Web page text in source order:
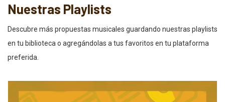
Nuestras Playlists
Descubre más propuestas musicales guardando nuestras playlists
en tu biblioteca o agregándolas a tus favoritos en tu plataforma
preferida.